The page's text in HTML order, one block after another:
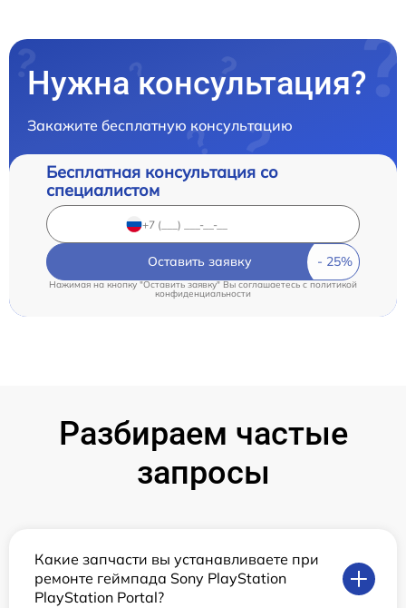
Нужна консультация?
Закажите бесплатную консультацию
Бесплатная консультация со
специалистом
Оставить заявку
Нажимая на кнопку "Оставить заявку" Вы соглашаетесь c политикой
конфиденциальности
Разбираем частые
запросы
Какие запчасти вы устанавливаете при
ремонте геймпада Sony PlayStation
PlayStation Portal?